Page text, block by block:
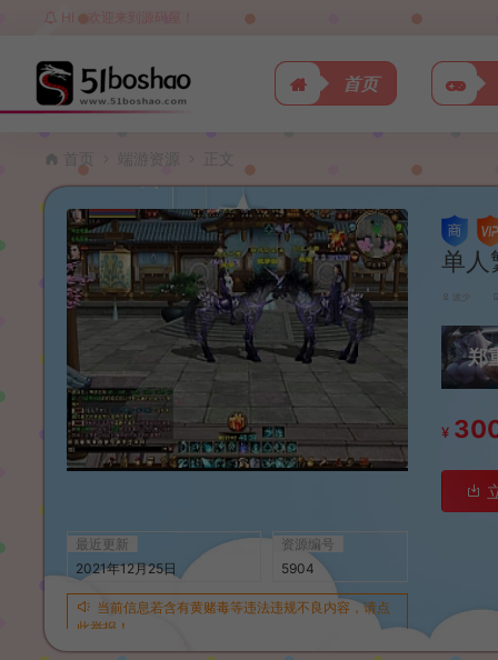
HI，欢迎来到源码屋！
首页
首页 端游资源 正文
最近更新
2021年12月25日
资源编号
5904
当前信息若含有黄赌毒等违法违规不良内容，请点
此举报！
单人
波少
郑
¥